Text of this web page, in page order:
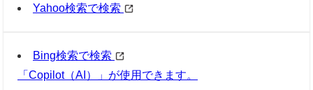
Yahoo検索で検索
Bing検索で検索
「Copilot（AI）」が使用できます。